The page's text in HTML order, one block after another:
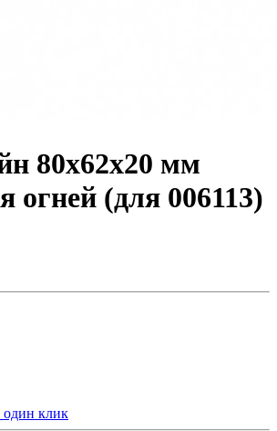
80х62х20 мм
огней (для 006113)
один клик